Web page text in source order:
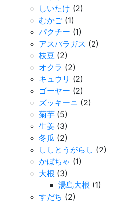
しいたけ (2)
むかご (1)
パクチー (1)
アスパラガス (2)
枝豆 (2)
オクラ (2)
キュウリ (2)
ゴーヤー (2)
ズッキーニ (2)
菊芋 (5)
生姜 (3)
冬瓜 (2)
ししとうがらし (2)
かぼちゃ (1)
大根 (3)
湯島大根 (1)
すだち (2)